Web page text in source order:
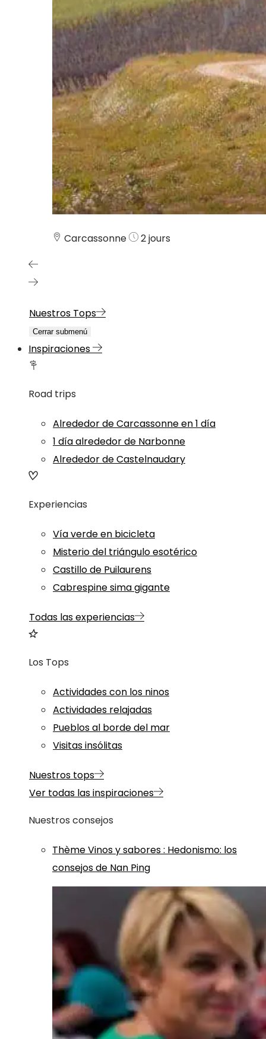
Carcassonne 2 jours
Nuestros Tops
Cerrar submenú
Inspiraciones
Road trips
Alrededor de Carcassonne en 1 día
1 día alrededor de Narbonne
Alrededor de Castelnaudary
Experiencias
Vía verde en bicicleta
Misterio del triángulo esotérico
Castillo de Puilaurens
Cabrespine sima gigante
Todas las experiencias
Los Tops
Actividades con los ninos
Actividades relajadas
Pueblos al borde del mar
Visitas insólitas
Nuestros tops
Ver todas las inspiraciones
Nuestros consejos
ThèmeVinos y sabores: Hedonismo: los
consejos de Nan Ping